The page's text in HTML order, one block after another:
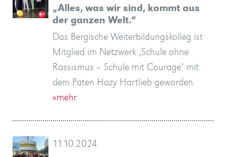
„Alles, was wir sind, kommt aus
der ganzen Welt.“
Das Bergische Weiterbildungskolleg ist
Mitglied im Netzwerk ‚Schule ohne
Rassismus – Schule mit Courage‘ mit
dem Paten Hazy Hartlieb geworden.
»mehr
11.10.2024